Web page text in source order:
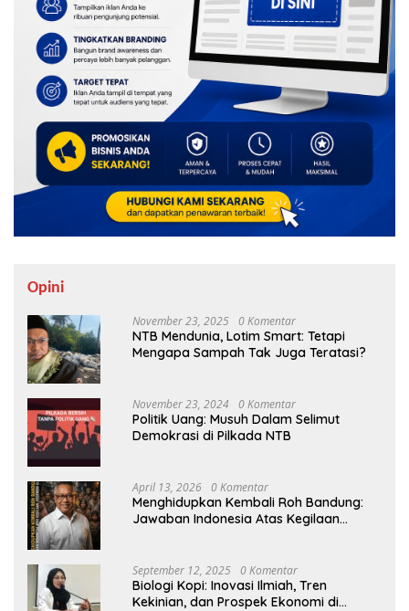
Opini
November 23, 2025 0 Komentar
NTB Mendunia, Lotim Smart: Tetapi
Mengapa Sampah Tak Juga Teratasi?
November 23, 2024 0 Komentar
Politik Uang: Musuh Dalam Selimut
Demokrasi di Pilkada NTB
April 13, 2026 0 Komentar
Menghidupkan Kembali Roh Bandung:
Jawaban Indonesia Atas Kegilaan
September 12, 2025 0 Komentar
Biologi Kopi: Inovasi Ilmiah, Tren
Kekinian, dan Prospek Ekonomi di